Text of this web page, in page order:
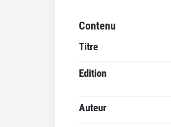
Contenu
Titre
Edition
Auteur